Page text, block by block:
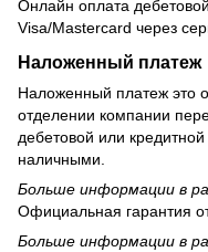
Онлайн оплата
Visa/Mastercard через
Наложенный платеж
Наложенный платеж это
отделении компании
дебетовой или
наличными.
Больше информации в
Официальная гарантия
Больше информации в